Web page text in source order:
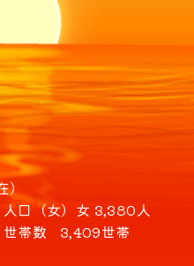
人口（女） 女 3,380人
世帯数 3,409世帯